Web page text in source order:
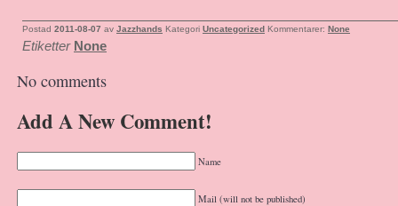
Postad 2011-08-07 av Jazzhands Kategori Uncategorized Kommentarer: None
Etiketter None
No comments
Add A New Comment!
Name
Mail (will not be published)